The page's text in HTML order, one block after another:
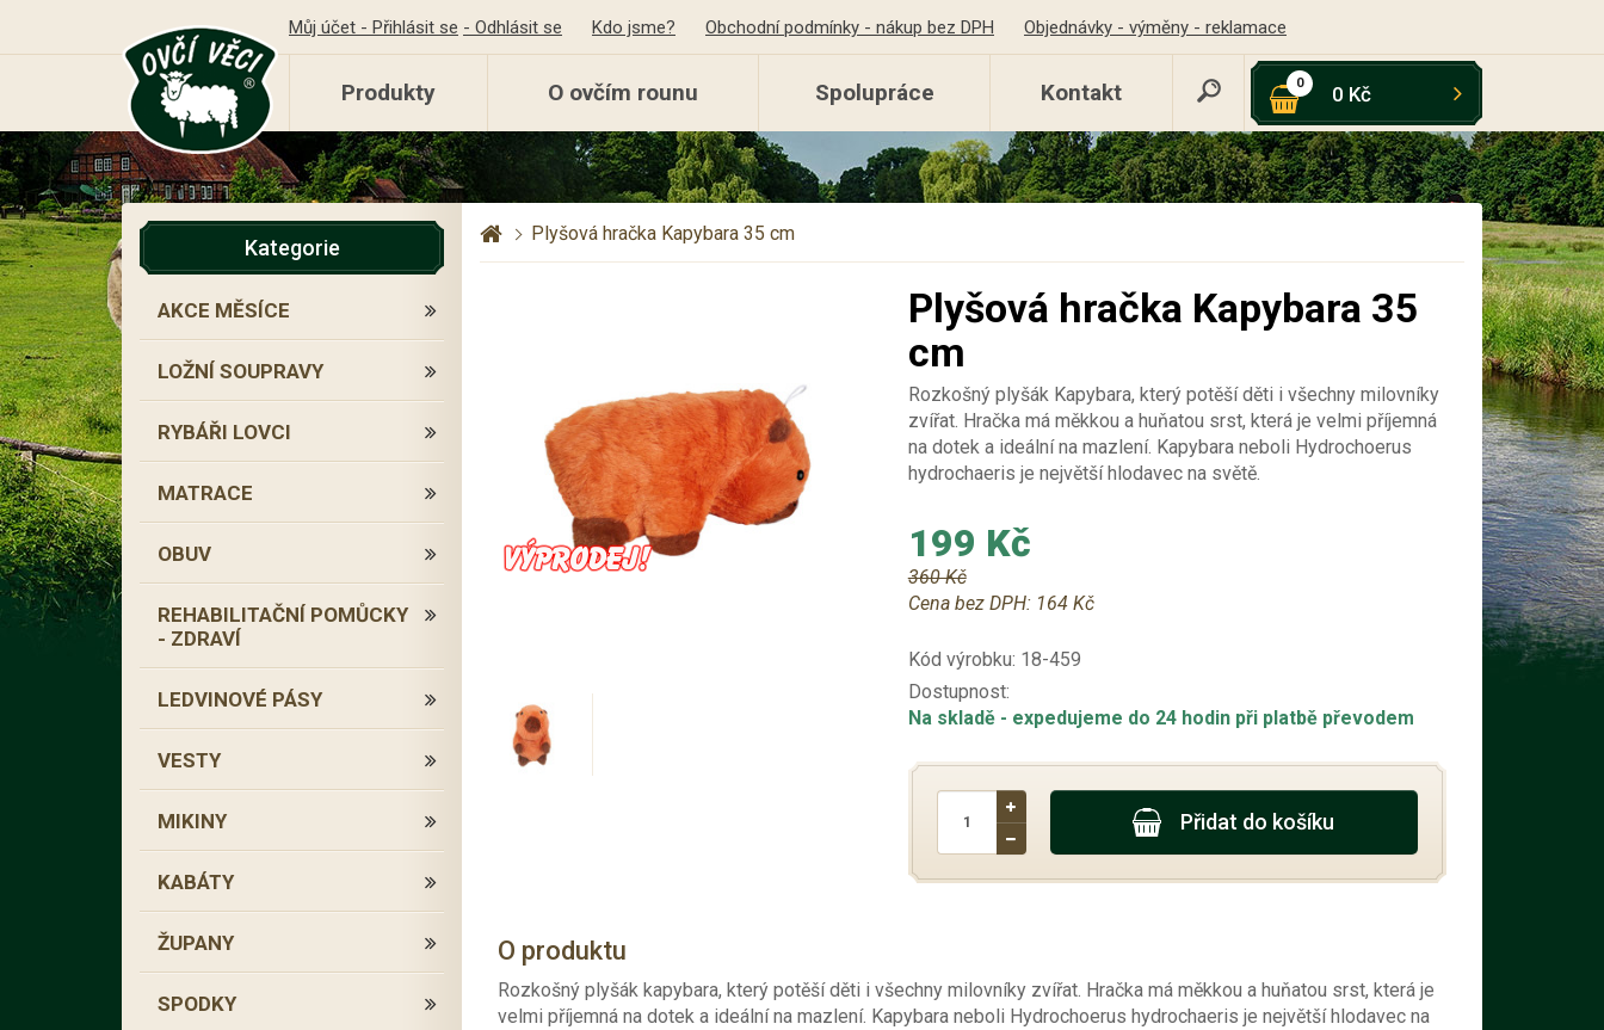
Můj účet - Přihlásit se - Odhlásit se Kdo jsme? Obchodní podmínky - nákup bez DPH Objednávky - výměny - reklamace
Produkty O ovčím rounu Spolupráce Kontakt 0 0 Kč
Kategorie
AKCE MĚSÍCE
LOŽNÍ SOUPRAVY
RYBÁŘI LOVCI
MATRACE
OBUV
REHABILITAČNÍ POMŮCKY
- ZDRAVÍ
LEDVINOVÉ PÁSY
VESTY
MIKINY
KABÁTY
ŽUPANY
SPODKY
Plyšová hračka Kapybara 35 cm
Plyšová hračka Kapybara 35
cm
Rozkošný plyšák Kapybara, který potěší děti i všechny milovníky
zvířat. Hračka má měkkou a huňatou srst, která je velmi příjemná
na dotek a ideální na mazlení. Kapybara neboli Hydrochoerus
hydrochaeris je největší hlodavec na světě.
199 Kč
360 Kč
Cena bez DPH: 164 Kč
Kód výrobku: 18-459
Dostupnost:
Na skladě - expedujeme do 24 hodin při platbě převodem
Přidat do košíku
O produktu
Rozkošný plyšák kapybara, který potěší děti i všechny milovníky zvířat. Hračka má měkkou a huňatou srst, která je
velmi příjemná na dotek a ideální na mazlení. Kapybara neboli Hydrochoerus hydrochaeris je největší hlodavec na